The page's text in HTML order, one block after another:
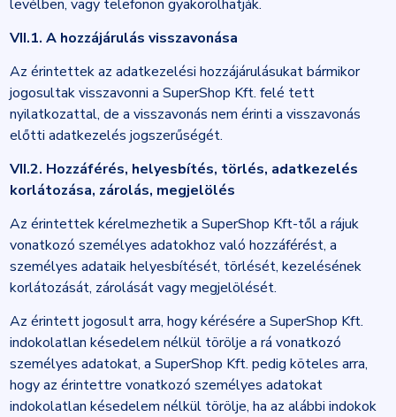
levélben, vagy telefonon gyakorolhatják.
VII.1. A hozzájárulás visszavonása
Az érintettek az adatkezelési hozzájárulásukat bármikor
jogosultak visszavonni a SuperShop Kft. felé tett
nyilatkozattal, de a visszavonás nem érinti a visszavonás
előtti adatkezelés jogszerűségét.
VII.2. Hozzáférés, helyesbítés, törlés, adatkezelés
korlátozása, zárolás, megjelölés
Az érintettek kérelmezhetik a SuperShop Kft-től a rájuk
vonatkozó személyes adatokhoz való hozzáférést, a
személyes adataik helyesbítését, törlését, kezelésének
korlátozását, zárolását vagy megjelölését.
Az érintett jogosult arra, hogy kérésére a SuperShop Kft.
indokolatlan késedelem nélkül törölje a rá vonatkozó
személyes adatokat, a SuperShop Kft. pedig köteles arra,
hogy az érintettre vonatkozó személyes adatokat
indokolatlan késedelem nélkül törölje, ha az alábbi indokok